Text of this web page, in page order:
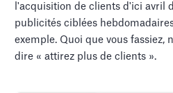
l'acquisition de clients d'ici avril
publicités ciblées
exemple. Quoi que vous fassiez,
dire « attirez plus de clients ».